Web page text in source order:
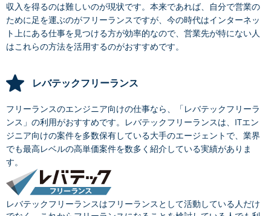
収入を得るのは難しいのが現状です。本来であれば、自分で営業の
ために足を運ぶのがフリーランスですが、今の時代はインターネッ
ト上にある仕事を見つける方が効率的なので、営業先が特にない人
はこれらの方法を活用するのがおすすめです。
レバテックフリーランス
フリーランスのエンジニア向けの仕事なら、「レバテックフリーラ
ンス」の利用がおすすめです。レバテックフリーランスは、ITエン
ジニア向けの案件を多数保有している大手のエージェントで、業界
でも最高レベルの高単価案件を数多く紹介している実績がありま
す。
レバテックフリーランスはフリーランスとして活動している人だけ